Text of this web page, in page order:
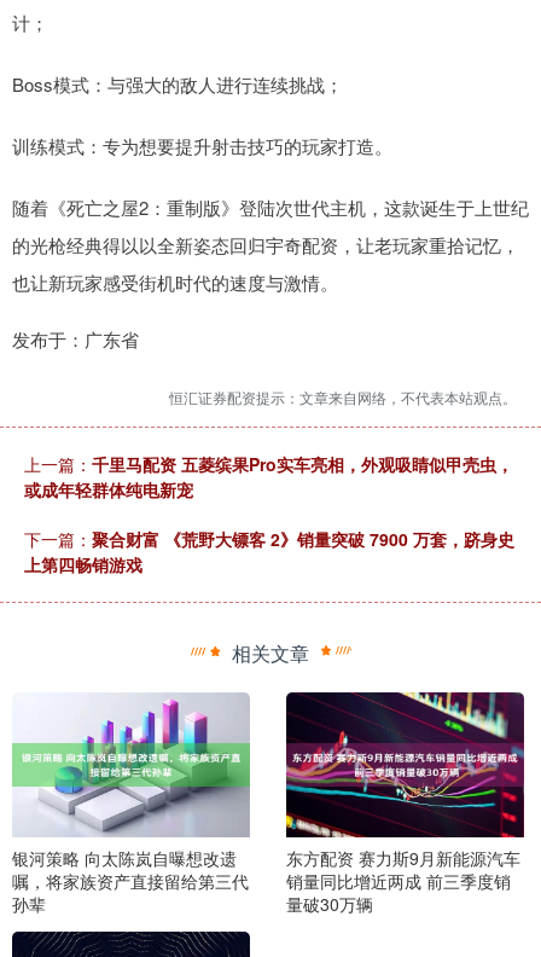
计；
Boss模式：与强大的敌人进行连续挑战；
训练模式：专为想要提升射击技巧的玩家打造。
随着《死亡之屋2：重制版》登陆次世代主机，这款诞生于上世纪
的光枪经典得以以全新姿态回归宇奇配资，让老玩家重拾记忆，
也让新玩家感受街机时代的速度与激情。
发布于：广东省
恒汇证券配资提示：文章来自网络，不代表本站观点。
上一篇： 千里马配资 五菱缤果Pro实车亮相，外观吸睛似甲壳虫，
或成年轻群体纯电新宠
下一篇： 聚合财富 《荒野大镖客 2》销量突破 7900 万套，跻身史
上第四畅销游戏
相关文章
银河策略 向太陈岚自曝想改遗
嘱，将家族资产直接留给第三代
孙辈
东方配资 赛力斯9月新能源汽车
销量同比增近两成 前三季度销
量破30万辆